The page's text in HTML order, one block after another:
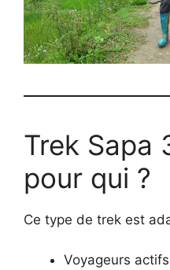
Trek Sapa
pour qui ?
Ce type de trek est
Voyageurs